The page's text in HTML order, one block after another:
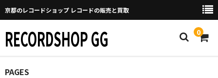
京都のレコードショップ レコードの販売と買取
RECORDSHOP GG 0
Home
PAGES